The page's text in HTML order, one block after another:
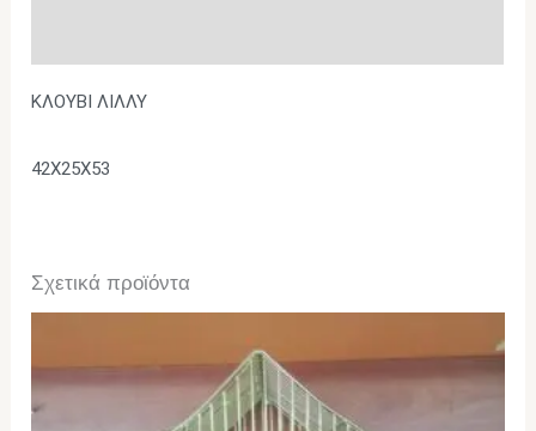
ΚΛΟΥΒΙ ΛΙΛΛΥ
42Χ25Χ53
Σχετικά προϊόντα